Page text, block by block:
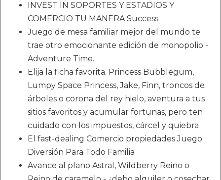
INVEST IN SOPORTES Y ESTADIOS Y
COMERCIO TU MANERA Success
Juego de mesa familiar mejor del mundo te
trae otro emocionante edición de monopolio -
Adventure Time.
Elija la ficha favorita. Princess Bubblegum,
Lumpy Space Princess, Jake, Finn, troncos de
árboles o corona del rey hielo, aventura a tus
sitios favoritos y acumular fortunas, pero ten
cuidado con los impuestos, cárcel y quiebra
El fast-dealing Comercio propiedades Juego
Diversión Para Todo Familia
Avance al plano Astral, Wildberry Reino o